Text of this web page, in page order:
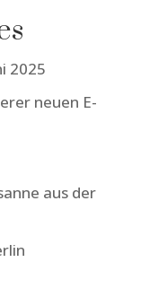
2025
neuen E-
aus der